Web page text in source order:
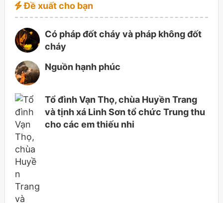
Đề xuất cho bạn
Có pháp đốt cháy và pháp không đốt
cháy
Nguồn hạnh phúc
Tổ đình Vạn Thọ, chùa Huyền Trang
và tịnh xá Linh Sơn tổ chức Trung thu
cho các em thiếu nhi